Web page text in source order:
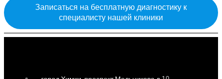
Записаться на бесплатную диагностику к
специалисту нашей клиники